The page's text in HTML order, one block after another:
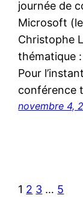
journée de
Microsoft
Christophe
thématique
Pour
conférence
novembre 4,
1 2 3 … 5